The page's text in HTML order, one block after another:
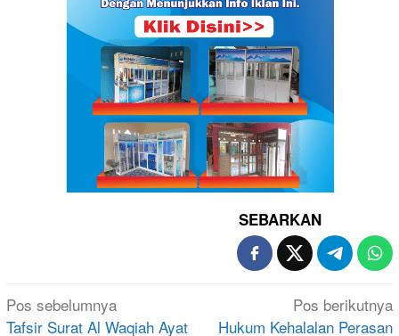
SEBARKAN
Navigasi
Pos sebelumnya
Tafsir Surat Al Waqiah Ayat
Pos berikutnya
Hukum Kehalalan Perasan